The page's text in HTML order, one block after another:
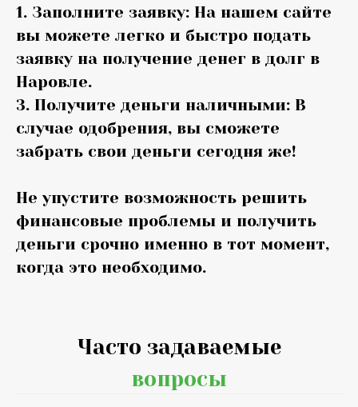
1. Заполните заявку: На нашем сайте
вы можете легко и быстро подать
заявку на получение денег в долг в
Наровле.
3. Получите деньги наличными: В
случае одобрения, вы сможете
забрать свои деньги сегодня же!
Не упустите возможность решить
финансовые проблемы и получить
деньги срочно именно в тот момент,
когда это необходимо.
Часто задаваемые
вопросы